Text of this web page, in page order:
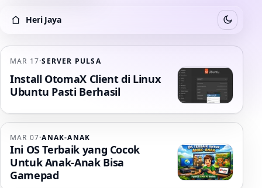
Heri Jaya
Heri Jaya Switch to
MAR 17·SERVER PULSA
Install OtomaX Client di Linux
Ubuntu Pasti Berhasil
MAR 07·ANAK-ANAK
Ini OS Terbaik yang Cocok
Untuk Anak-Anak Bisa
Gamepad